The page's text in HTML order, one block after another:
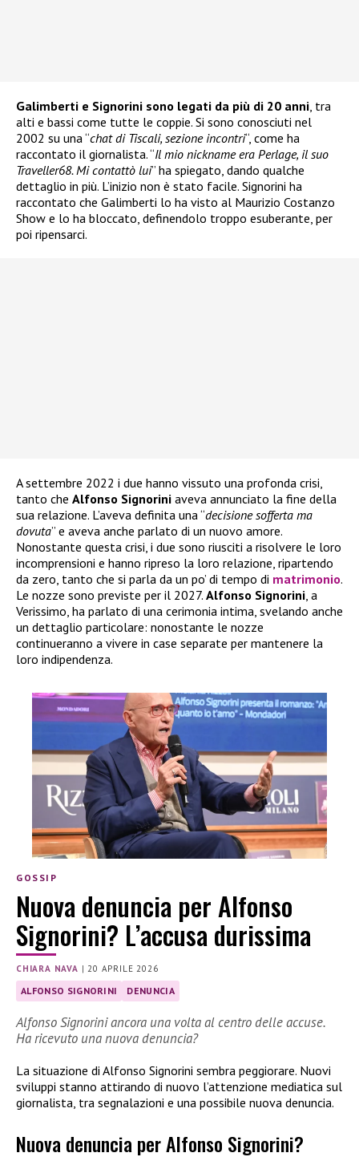
Galimberti e Signorini sono legati da più di 20 anni, tra
alti e bassi come tutte le coppie. Si sono conosciuti nel
2002 su una “chat di Tiscali, sezione incontri“, come ha
raccontato il giornalista. “Il mio nickname era Perlage, il suo
Traveller68. Mi contattò lui” ha spiegato, dando qualche
dettaglio in più. L’inizio non è stato facile. Signorini ha
raccontato che Galimberti lo ha visto al Maurizio Costanzo
Show e lo ha bloccato, definendolo troppo esuberante, per
poi ripensarci.
A settembre 2022 i due hanno vissuto una profonda crisi,
tanto che Alfonso Signorini aveva annunciato la fine della
sua relazione. L’aveva definita una “decisione sofferta ma
dovuta” e aveva anche parlato di un nuovo amore.
Nonostante questa crisi, i due sono riusciti a risolvere le loro
incomprensioni e hanno ripreso la loro relazione, ripartendo
da zero, tanto che si parla da un po’ di tempo di matrimonio.
Le nozze sono previste per il 2027. Alfonso Signorini, a
Verissimo, ha parlato di una cerimonia intima, svelando anche
un dettaglio particolare: nonostante le nozze
continueranno a vivere in case separate per mantenere la
loro indipendenza.
GOSSIP
Nuova denuncia per Alfonso
Signorini? L’accusa durissima
CHIARA NAVA | 20 APRILE 2026
ALFONSO SIGNORINI DENUNCIA
Alfonso Signorini ancora una volta al centro delle accuse.
Ha ricevuto una nuova denuncia?
La situazione di Alfonso Signorini sembra peggiorare. Nuovi
sviluppi stanno attirando di nuovo l’attenzione mediatica sul
giornalista, tra segnalazioni e una possibile nuova denuncia.
Nuova denuncia per Alfonso Signorini?